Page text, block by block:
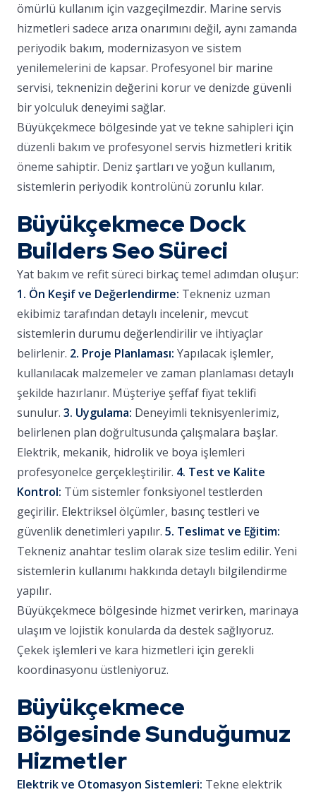
ömürlü kullanım için vazgeçilmezdir. Marine servis
hizmetleri sadece arıza onarımını değil, aynı zamanda
periyodik bakım, modernizasyon ve sistem
yenilemelerini de kapsar. Profesyonel bir marine
servisi, teknenizin değerini korur ve denizde güvenli
bir yolculuk deneyimi sağlar.
Büyükçekmece bölgesinde yat ve tekne sahipleri için
düzenli bakım ve profesyonel servis hizmetleri kritik
öneme sahiptir. Deniz şartları ve yoğun kullanım,
sistemlerin periyodik kontrolünü zorunlu kılar.
Büyükçekmece Dock
Builders Seo Süreci
Yat bakım ve refit süreci birkaç temel adımdan oluşur:
1. Ön Keşif ve Değerlendirme: Tekneniz uzman
ekibimiz tarafından detaylı incelenir, mevcut
sistemlerin durumu değerlendirilir ve ihtiyaçlar
belirlenir. 2. Proje Planlaması: Yapılacak işlemler,
kullanılacak malzemeler ve zaman planlaması detaylı
şekilde hazırlanır. Müşteriye şeffaf fiyat teklifi
sunulur. 3. Uygulama: Deneyimli teknisyenlerimiz,
belirlenen plan doğrultusunda çalışmalara başlar.
Elektrik, mekanik, hidrolik ve boya işlemleri
profesyonelce gerçekleştirilir. 4. Test ve Kalite
Kontrol: Tüm sistemler fonksiyonel testlerden
geçirilir. Elektriksel ölçümler, basınç testleri ve
güvenlik denetimleri yapılır. 5. Teslimat ve Eğitim:
Tekneniz anahtar teslim olarak size teslim edilir. Yeni
sistemlerin kullanımı hakkında detaylı bilgilendirme
yapılır.
Büyükçekmece bölgesinde hizmet verirken, marinaya
ulaşım ve lojistik konularda da destek sağlıyoruz.
Çekek işlemleri ve kara hizmetleri için gerekli
koordinasyonu üstleniyoruz.
Büyükçekmece
Bölgesinde Sunduğumuz
Hizmetler
Elektrik ve Otomasyon Sistemleri: Tekne elektrik